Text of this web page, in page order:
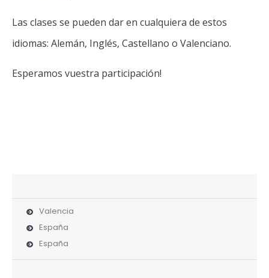
Las clases se pueden dar en cualquiera de estos
idiomas: Alemán, Inglés, Castellano o Valenciano.
Esperamos vuestra participación!
Valencia
España
España